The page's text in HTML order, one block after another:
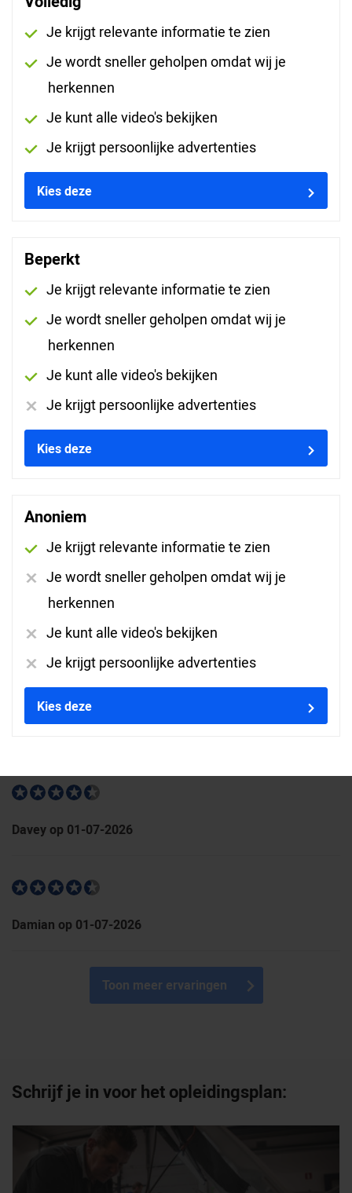
Je krijgt relevante informatie te zien
Je wordt sneller geholpen omdat wij je
herkennen
Je kunt alle video's bekijken
Je krijgt persoonlijke advertenties
Kies deze
Beperkt
Je krijgt relevante informatie te zien
Je wordt sneller geholpen omdat wij je
herkennen
Je kunt alle video's bekijken
Je krijgt persoonlijke advertenties
Kies deze
Anoniem
Je krijgt relevante informatie te zien
Je wordt sneller geholpen omdat wij je
herkennen
Je kunt alle video's bekijken
Je krijgt persoonlijke advertenties
Kies deze
Verzorging:
Afronding: Certificaat
Klantbeoordeling
Gemiddelde beoordeling Onderhoud en reparatie
aan e-voertuigen Batterijmanagement
1267 beoordelingen
ERVARINGEN
Sorteren op
Arjan op 01-07-2026
Mees op 01-07-2026
Evert op 01-07-2026
Davey op 01-07-2026
Damian op 01-07-2026
Toon meer ervaringen
Schrijf je in voor het opleidingsplan: